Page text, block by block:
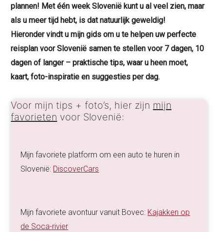
plannen! Met één week Slovenië kunt u al veel zien, maar
als u meer tijd hebt, is dat natuurlijk geweldig!
Hieronder vindt u mijn gids om u te helpen uw perfecte
reisplan voor Slovenië samen te stellen voor 7 dagen, 10
dagen of langer – praktische tips, waar u heen moet,
kaart, foto-inspiratie en suggesties per dag.
Voor mijn tips + foto’s, hier zijn mijn
favorieten voor Slovenië:
Mijn favoriete platform om een auto te huren in
Slovenië: DiscoverCars
Mijn favoriete avontuur vanuit Bovec: Kajakken op
de Soca-rivier